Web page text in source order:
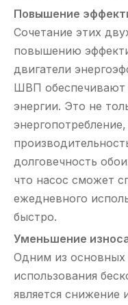
Повышение
Сочетание этих
повышению
двигатели
ШВП обеспечивают
энергии. Это не
долговечность
что насос сможет
ежедневного
быстро.
Уменьшение
Одним из основных
использования
является снижение